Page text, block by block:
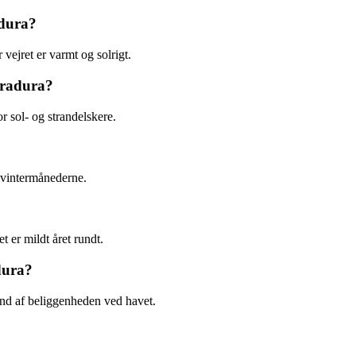
vejret er varmt og solrigt.
sol- og strandelskere.
er mildt året rundt.
af beliggenheden ved havet.